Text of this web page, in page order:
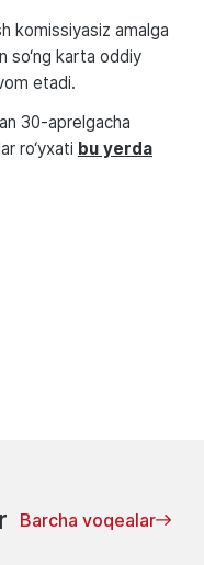
komissiyasiz amalga
so‘ng karta oddiy
etadi.
30-aprelgacha
ro‘yxati bu yerda
Barcha voqealar